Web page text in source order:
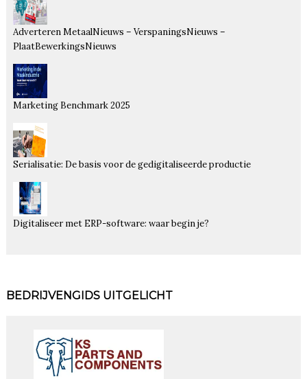
Adverteren MetaalNieuws – VerspaningsNieuws –
PlaatBewerkingsNieuws
Marketing Benchmark 2025
Serialisatie: De basis voor de gedigitaliseerde productie
Digitaliseer met ERP-software: waar begin je?
BEDRIJVENGIDS UITGELICHT